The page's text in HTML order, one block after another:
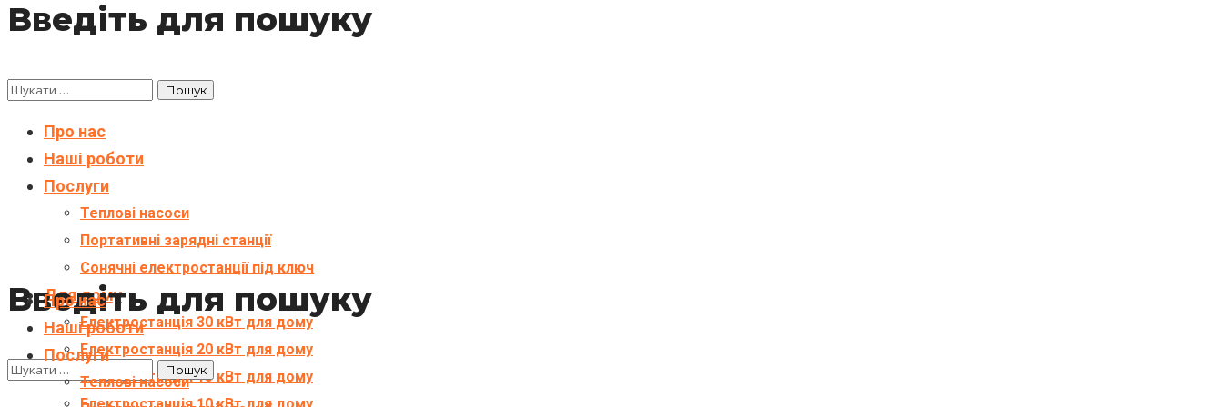
Введіть для пошуку
Про нас
Наші роботи
Послуги
Теплові насоси
Портативні зарядні станції
Сонячні електростанції під ключ
Для дому
Електростанція 30 кВт для дому
Електростанція 20 кВт для дому
Електростанція 15 кВт для дому
Введіть для пошуку
Про нас
Наші роботи
Послуги
Теплові насоси